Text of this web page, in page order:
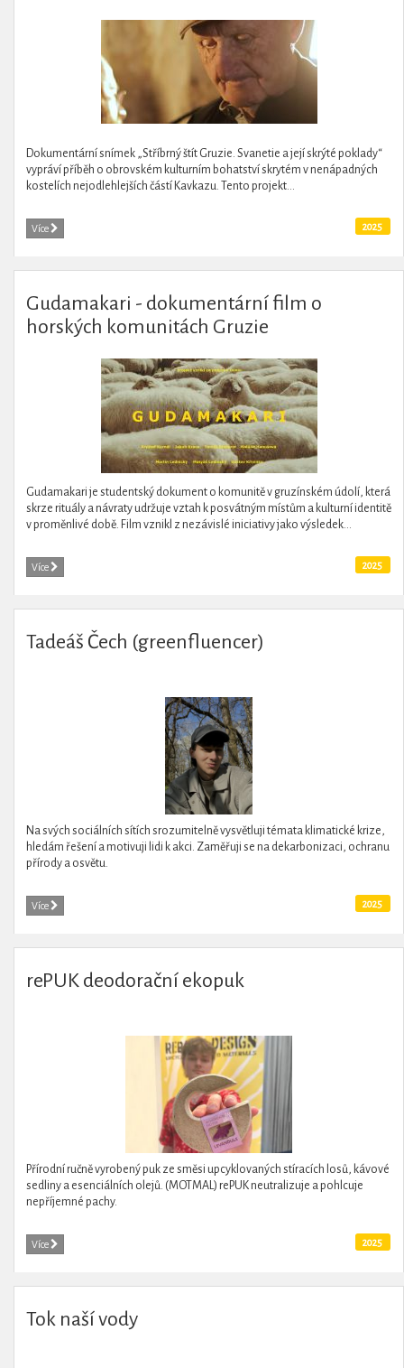
Dokumentární snímek „Stříbrný štít Gruzie. Svanetie a její skrýté poklady“
vypráví příběh o obrovském kulturním bohatství skrytém v nenápadných
kostelích nejodlehlejších částí Kavkazu. Tento projekt...
Více 2025
Gudamakari - dokumentární film o
horských komunitách Gruzie
Gudamakari je studentský dokument o komunitě v gruzínském údolí, která
skrze rituály a návraty udržuje vztah k posvátným místům a kulturní identitě
v proměnlivé době. Film vznikl z nezávislé iniciativy jako výsledek...
Více 2025
Tadeáš Čech (greenfluencer)
Na svých sociálních sítích srozumitelně vysvětluji témata klimatické krize,
hledám řešení a motivuji lidi k akci. Zaměřuji se na dekarbonizaci, ochranu
přírody a osvětu.
Více 2025
rePUK deodorační ekopuk
Přírodní ručně vyrobený puk ze směsi upcyklovaných stíracích losů, kávové
sedliny a esenciálních olejů. (MOTMAL) rePUK neutralizuje a pohlcuje
nepříjemné pachy.
Více 2025
Tok naší vody